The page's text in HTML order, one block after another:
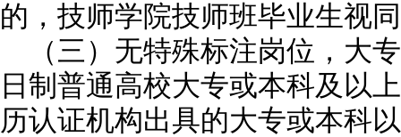
的，技师学院技师班毕业生视
（三）无特殊标注岗位，大
日制普通高校大专或本科及以
历认证机构出具的大专或本科